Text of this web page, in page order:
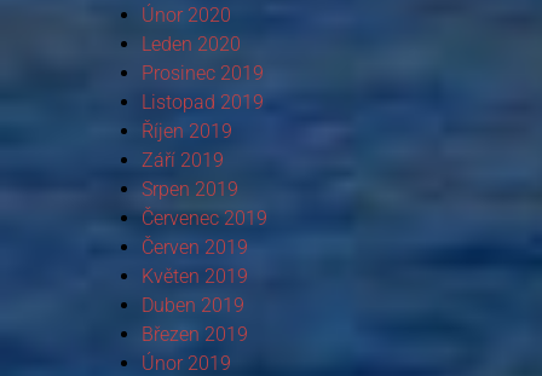
Únor 2020
Leden 2020
Prosinec 2019
Listopad 2019
Říjen 2019
Září 2019
Srpen 2019
Červenec 2019
Červen 2019
Květen 2019
Duben 2019
Březen 2019
Únor 2019